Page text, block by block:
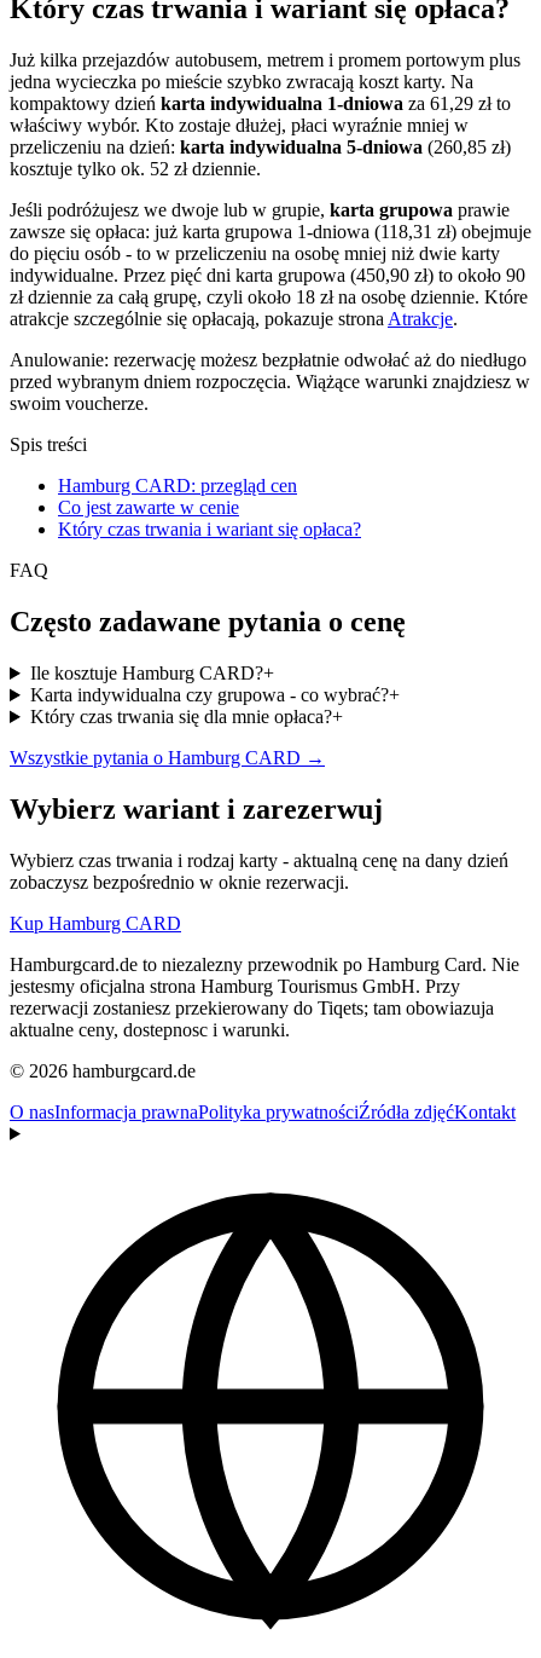
Który czas trwania i wariant się opłaca?
Już kilka przejazdów autobusem, metrem i promem portowym plus
jedna wycieczka po mieście szybko zwracają koszt karty. Na
kompaktowy dzień karta indywidualna 1-dniowa za 61,29 zł to
właściwy wybór. Kto zostaje dłużej, płaci wyraźnie mniej w
przeliczeniu na dzień: karta indywidualna 5-dniowa (260,85 zł)
kosztuje tylko ok. 52 zł dziennie.
Jeśli podróżujesz we dwoje lub w grupie, karta grupowa prawie
zawsze się opłaca: już karta grupowa 1-dniowa (118,31 zł) obejmuje
do pięciu osób - to w przeliczeniu na osobę mniej niż dwie karty
indywidualne. Przez pięć dni karta grupowa (450,90 zł) to około 90
zł dziennie za całą grupę, czyli około 18 zł na osobę dziennie. Które
atrakcje szczególnie się opłacają, pokazuje strona Atrakcje.
Anulowanie: rezerwację możesz bezpłatnie odwołać aż do niedługo
przed wybranym dniem rozpoczęcia. Wiążące warunki znajdziesz w
swoim voucherze.
Spis treści
Hamburg CARD: przegląd cen
Co jest zawarte w cenie
Który czas trwania i wariant się opłaca?
FAQ
Często zadawane pytania o cenę
Ile kosztuje Hamburg CARD?+
Karta indywidualna czy grupowa - co wybrać?+
Który czas trwania się dla mnie opłaca?+
Wszystkie pytania o Hamburg CARD →
Wybierz wariant i zarezerwuj
Wybierz czas trwania i rodzaj karty - aktualną cenę na dany dzień
zobaczysz bezpośrednio w oknie rezerwacji.
Kup Hamburg CARD
Hamburgcard.de to niezalezny przewodnik po Hamburg Card. Nie
jestesmy oficjalna strona Hamburg Tourismus GmbH. Przy
rezerwacji zostaniesz przekierowany do Tiqets; tam obowiazuja
aktualne ceny, dostepnosc i warunki.
© 2026 hamburgcard.de
O nasInformacja prawnaPolityka prywatnościŹródła zdjęćKontakt